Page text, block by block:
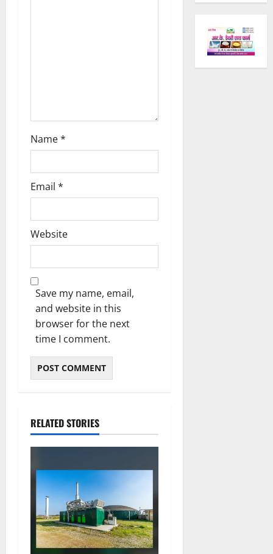
Name*
Email *
Website
Save my name, email,
and website in this
browser for the next
time I comment.
RELATED STORIES